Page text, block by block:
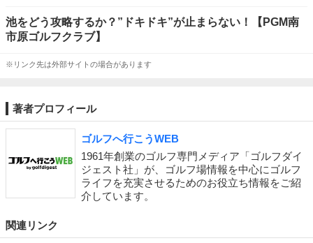
池をどう攻略するか？”ドキドキ”が止まらない！【PGM南
市原ゴルフクラブ】
※リンク先は外部サイトの場合があります
著者プロフィール
ゴルフへ行こうWEB
1961年創業のゴルフ専門メディア「ゴルフダイ
ジェスト社」が、ゴルフ場情報を中心にゴルフ
ライフを充実させるためのお役立ち情報をご紹
介しています。
関連リンク